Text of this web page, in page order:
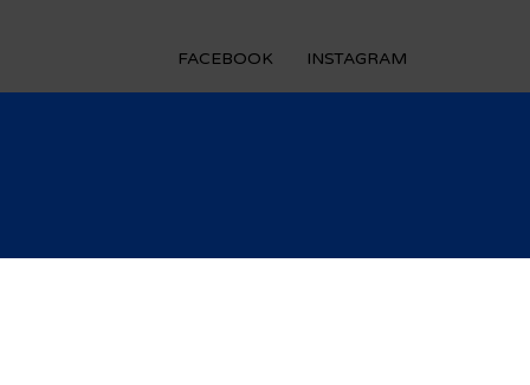
FACEBOOK INSTAGRAM